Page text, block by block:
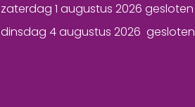
zaterdag 1 augustus 2026 gesloten
dinsdag 4 augustus 2026 gesloten